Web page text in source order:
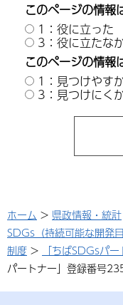
このページの情報
1：役に立った
3：役に立たな
このページの情報
1：見つけやす
3：見つけにく
ホーム > 県政情報・統計
SDGs（持続可能な開発
制度 > 「ちばSDGsパ
パートナー」登録番号